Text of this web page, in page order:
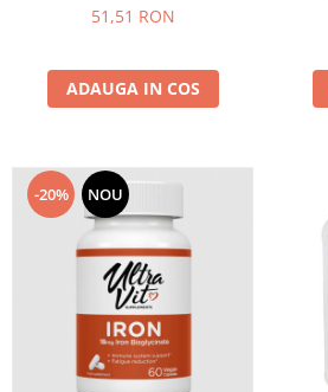
51,51 RON
ADAUGA IN COS
-20% NOU